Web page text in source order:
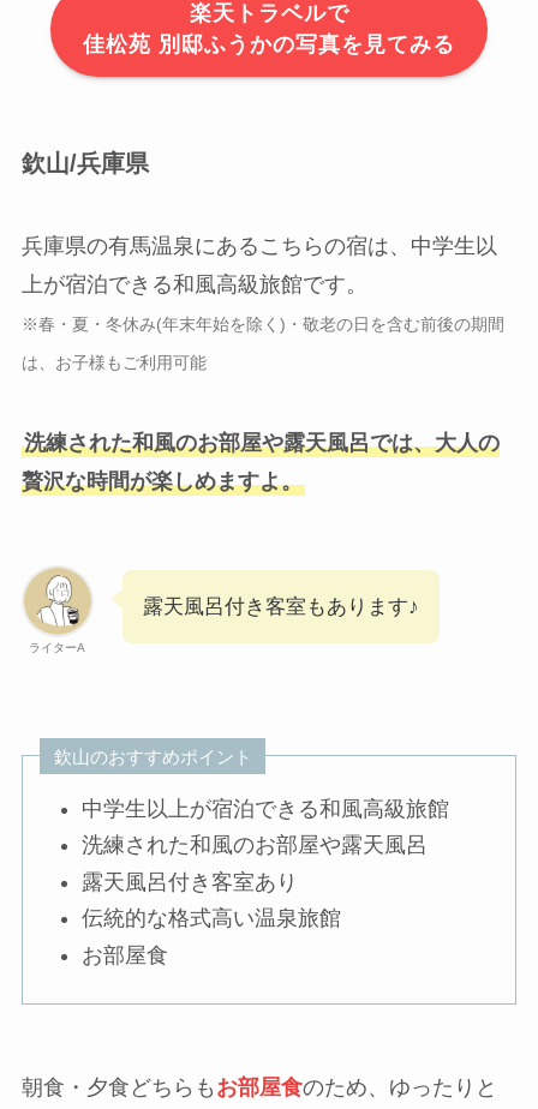
楽天トラベルで
佳松苑 別邸ふうかの写真を見てみる
欽山/兵庫県
兵庫県の有馬温泉にあるこちらの宿は、中学生以
上が宿泊できる和風高級旅館です。
※春・夏・冬休み(年末年始を除く)・敬老の日を含む前後の期間
は、お子様もご利用可能
洗練された和風のお部屋や露天風呂では、大人の
贅沢な時間が楽しめますよ。
ライターA
露天風呂付き客室もあります♪
欽山のおすすめポイント
中学生以上が宿泊できる和風高級旅館
洗練された和風のお部屋や露天風呂
露天風呂付き客室あり
伝統的な格式高い温泉旅館
お部屋食
朝食・夕食どちらも お部屋食のため、ゆったりと